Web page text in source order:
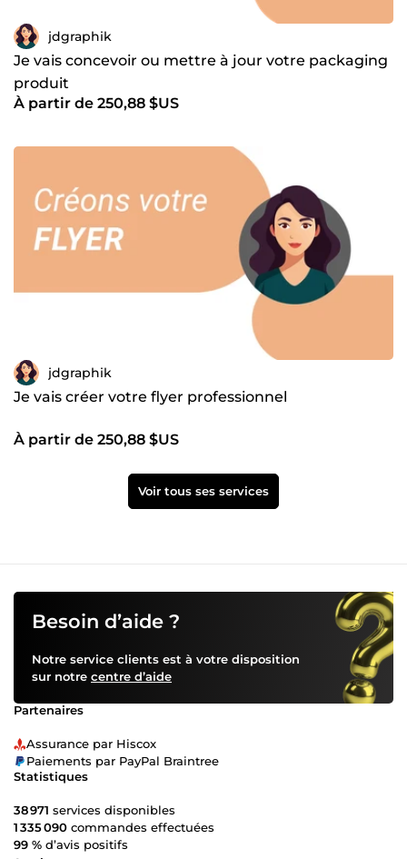
jdgraphik
Je vais concevoir ou mettre à jour votre packaging
produit
À partir de 250,88 $US
jdgraphik
Je vais créer votre flyer professionnel
À partir de 250,88 $US
Voir tous ses services
Besoin d’aide ?
Notre service clients est à votre disposition
sur notre centre d’aide
Partenaires
Assurance par Hiscox
Paiements par PayPal Braintree
Statistiques
38 971 services disponibles
1 335 090 commandes effectuées
99 % d’avis positifs